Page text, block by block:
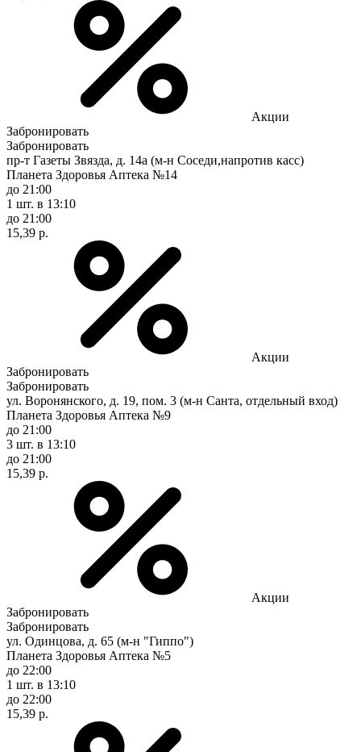
Акции
Забронировать
Забронировать
пр-т Газеты Звязда, д. 14а (м-н Соседи,напротив касс)
Планета Здоровья Аптека №14
до 21:00
1 шт. в 13:10
до 21:00
15,39 р.
Акции
Забронировать
Забронировать
ул. Воронянского, д. 19, пом. 3 (м-н Санта, отдельный вход)
Планета Здоровья Аптека №9
до 21:00
3 шт. в 13:10
до 21:00
15,39 р.
Акции
Забронировать
Забронировать
ул. Одинцова, д. 65 (м-н "Гиппо")
Планета Здоровья Аптека №5
до 22:00
1 шт. в 13:10
до 22:00
15,39 р.